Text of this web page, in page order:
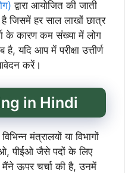
द्वारा आयोजित की जाती
है जिसमें हर साल लाखों छात्र
के कारण कम संख्या में लोग
यदि आप में परीक्षा उत्तीर्ण
करें।
in Hindi
मंत्रालयों या विभागों
पीईओ जैसे पदों के लिए
मैंने ऊपर चर्चा की है, उनमें